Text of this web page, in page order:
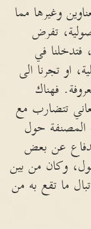
وغيرها مما
تفرض
فتدخلنا في
او تجرنا الى
فهناك
تتضارب مع
المصنفة حول
عن بعض
وكان من بين
ما تقع به من